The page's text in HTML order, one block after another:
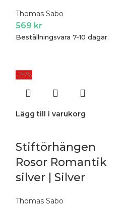
Thomas Sabo
569 kr
Beställningsvara 7-10 dagar.
-25%
Lägg till i varukorg
Stiftörhängen
Rosor Romantik
silver | Silver
Thomas Sabo